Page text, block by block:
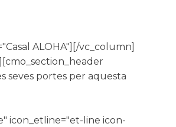
ALOHA"][/vc_column]
seves portes per aquesta
icon_etline="et-line icon-